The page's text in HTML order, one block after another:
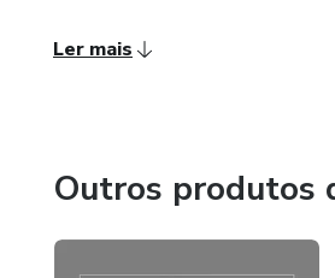
Ler mais
Outros produtos